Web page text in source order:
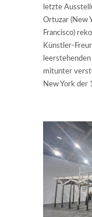
letzte
Ortuzar (New
Francisco)
Künstler-
mitunter
New York der